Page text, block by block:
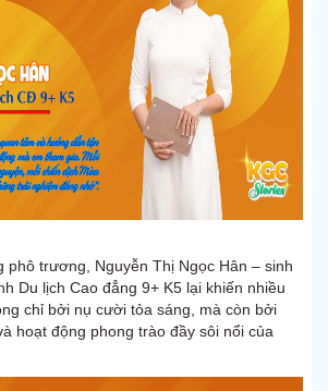
phô trương, Nguyễn Thị Ngọc Hân – sinh
Du lịch Cao đẳng 9+ K5 lại khiến nhiều
chỉ bởi nụ cười tỏa sáng, mà còn bởi
hoạt động phong trào đầy sôi nổi của